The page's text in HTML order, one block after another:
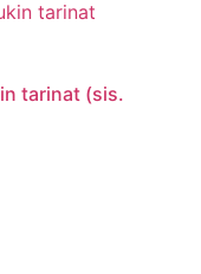
tarinat (sis.